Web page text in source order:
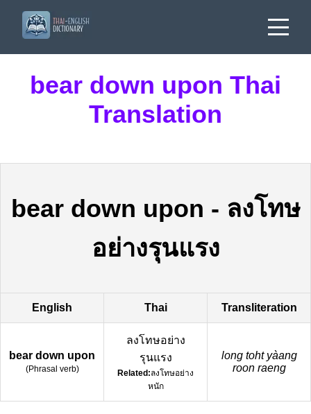
bear down upon Thai
Translation
bear down upon - ลงโทษ
อย่างรุนแรง
English Thai Transliteration
bear down upon
(Phrasal verb)
ลงโทษอย่าง
รุนแรง
Related:ลงโทษอย่าง
หนัก
long toht yàang
roon raeng